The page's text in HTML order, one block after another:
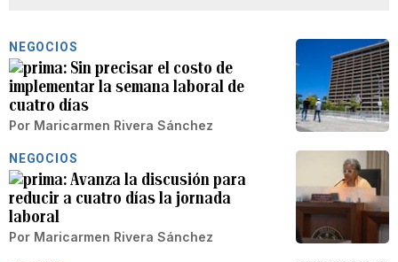
NEGOCIOS
Sin precisar el costo de
implementar la semana laboral de
cuatro días
Por Maricarmen Rivera Sánchez
NEGOCIOS
Avanza la discusión para
reducir a cuatro días la jornada
laboral
Por Maricarmen Rivera Sánchez